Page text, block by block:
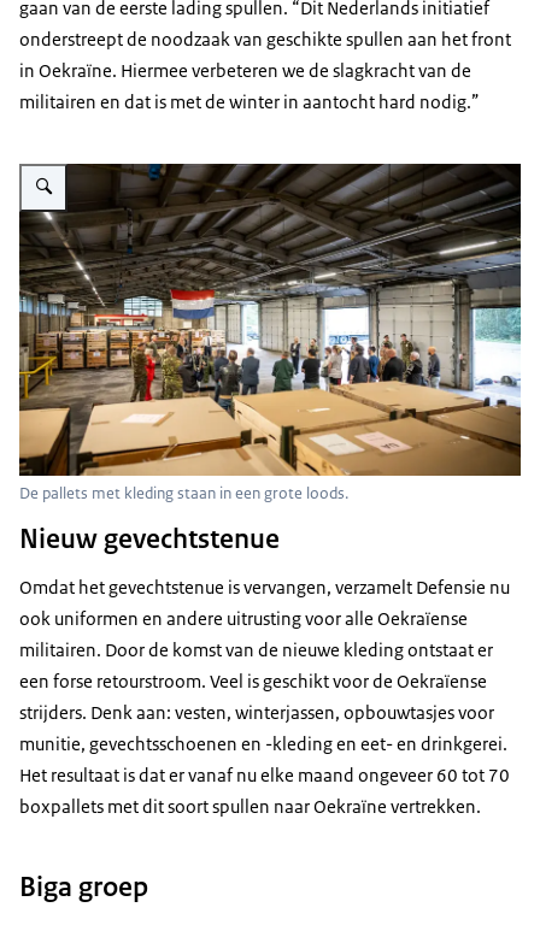
gaan van de eerste lading spullen. “Dit Nederlands initiatief
onderstreept de noodzaak van geschikte spullen aan het front
in Oekraïne. Hiermee verbeteren we de slagkracht van de
militairen en dat is met de winter in aantocht hard nodig.”
Vergroot afbeelding De pallets met kleding staan in een grote loods.
De pallets met kleding staan in een grote loods.
Nieuw gevechtstenue
Omdat het gevechtstenue is vervangen, verzamelt Defensie nu
ook uniformen en andere uitrusting voor alle Oekraïense
militairen. Door de komst van de nieuwe kleding ontstaat er
een forse retourstroom. Veel is geschikt voor de Oekraïense
strijders. Denk aan: vesten, winterjassen, opbouwtasjes voor
munitie, gevechtsschoenen en -kleding en eet- en drinkgerei.
Het resultaat is dat er vanaf nu elke maand ongeveer 60 tot 70
boxpallets met dit soort spullen naar Oekraïne vertrekken.
Biga groep